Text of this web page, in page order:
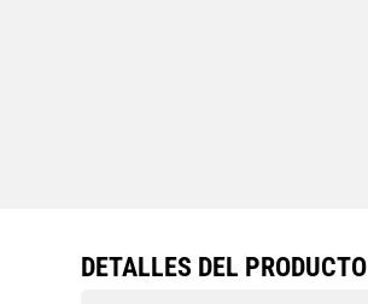
DETALLES DEL PRODUCTO